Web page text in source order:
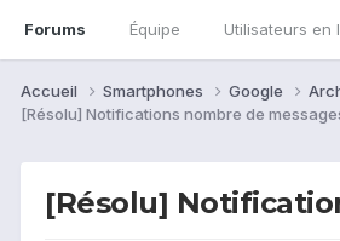
Forums Équipe Utilisateurs en
Accueil Smartphones Google
[Résolu] Notifications nombre de
[Résolu]